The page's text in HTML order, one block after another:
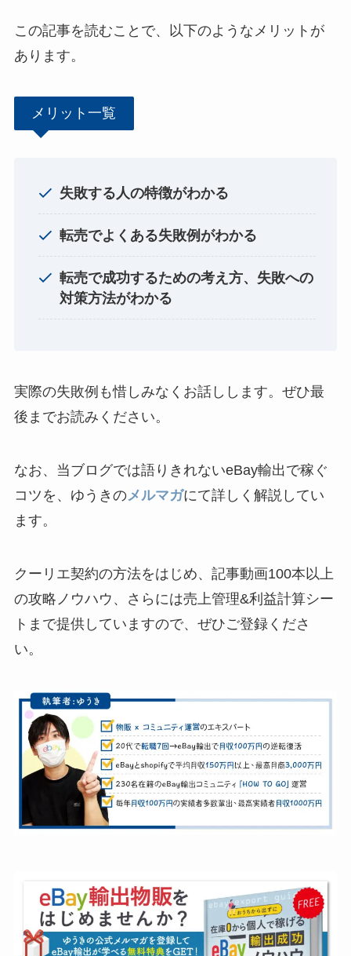
この記事を読むことで、以下のようなメリットが
あります。
メリット一覧
失敗する人の特徴がわかる
転売でよくある失敗例がわかる
転売で成功するための考え方、失敗への
対策方法がわかる
実際の失敗例も惜しみなくお話しします。ぜひ最
後までお読みください。
なお、当ブログでは語りきれないeBay輸出で稼ぐ
コツを、ゆうきのメルマガにて詳しく解説してい
ます。
クーリエ契約の方法をはじめ、記事動画100本以上
の攻略ノウハウ、さらには売上管理&利益計算シー
トまで提供していますので、ぜひご登録くださ
い。